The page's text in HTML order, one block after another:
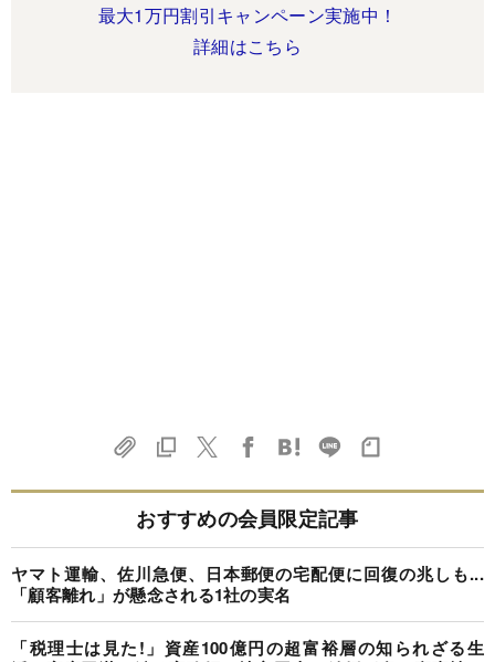
最大1万円割引キャンペーン実施中！
詳細はこちら
おすすめの会員限定記事
ヤマト運輸、佐川急便、日本郵便の宅配便に回復の兆しも...
「顧客離れ」が懸念される1社の実名
「税理士は見た!」資産100億円の超富裕層の知られざる生